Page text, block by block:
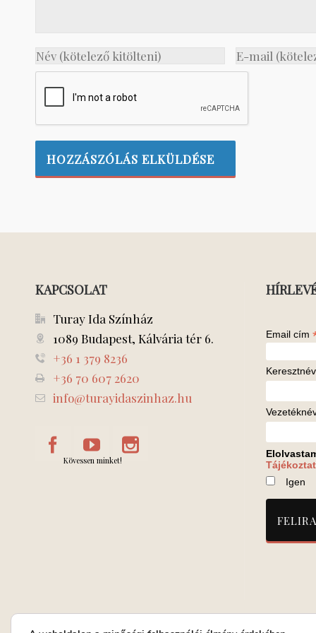
KAPCSOLAT
Turay Ida Színház
1089 Budapest, Kálvária tér 6.
+36 1 379 8236
+36 70 607 2620
info@turayidaszinhaz.hu
Kövessen minket!
Email cím
Keresztnév
Igen